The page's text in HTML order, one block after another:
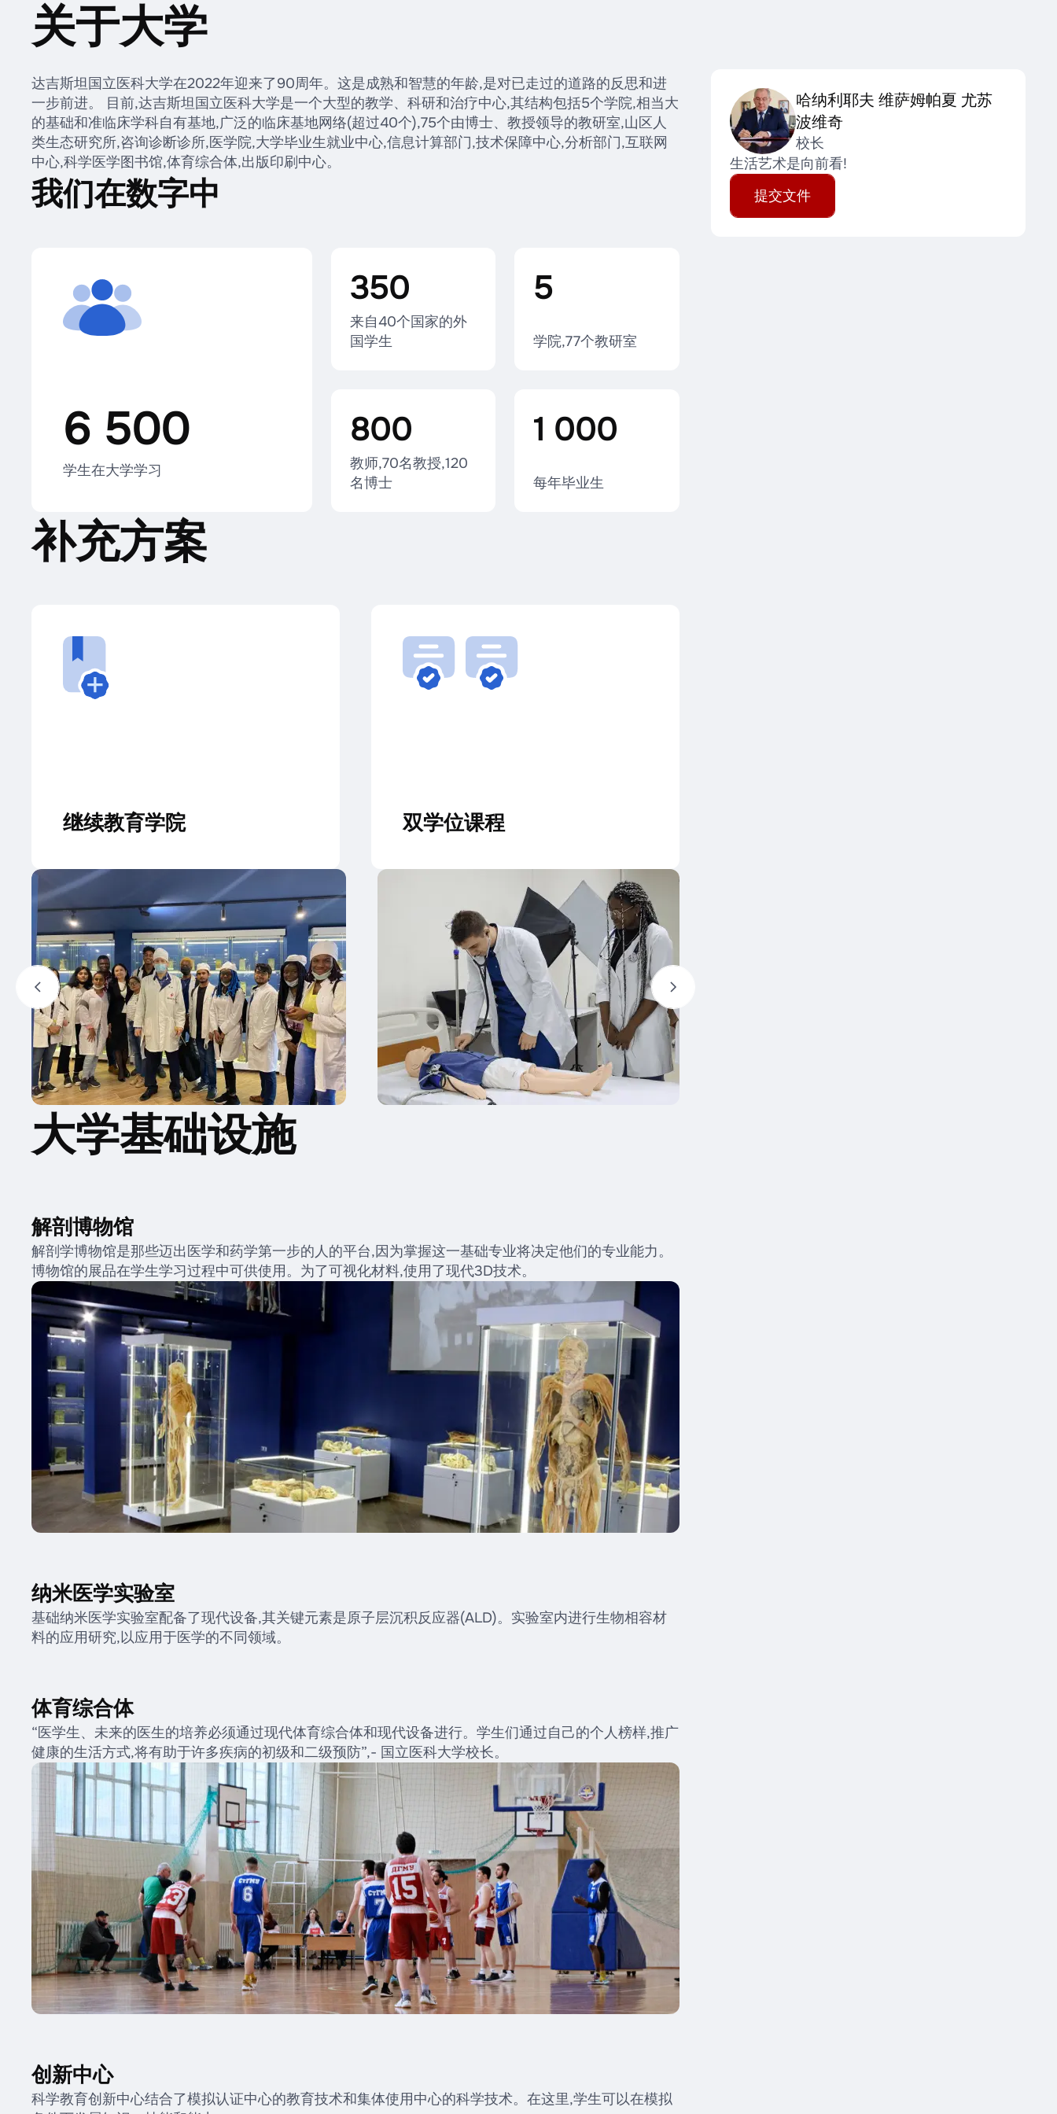
哈纳利耶夫 维萨姆帕夏 尤苏
波维奇
校长
生活艺术是向前看!
提交文件
关于大学
达吉斯坦国立医科大学在2022年迎来了90周年。这是成熟和智慧的年龄,是对已走过的道路的反思和进
一步前进。 目前,达吉斯坦国立医科大学是一个大型的教学、科研和治疗中心,其结构包括5个学院,相当大
的基础和准临床学科自有基地,广泛的临床基地网络(超过40个),75个由博士、教授领导的教研室,山区人
类生态研究所,咨询诊断诊所,医学院,大学毕业生就业中心,信息计算部门,技术保障中心,分析部门,互联网
中心,科学医学图书馆,体育综合体,出版印刷中心。
我们在数字中
6 500
学生在大学学习
350
来自40个国家的外
国学生
5
学院,77个教研室
800
教师,70名教授,120
名博士
1 000
每年毕业生
补充方案
继续教育学院 双学位课程
大学基础设施
解剖博物馆
解剖学博物馆是那些迈出医学和药学第一步的人的平台,因为掌握这一基础专业将决定他们的专业能力。
博物馆的展品在学生学习过程中可供使用。为了可视化材料,使用了现代3D技术。
纳米医学实验室
基础纳米医学实验室配备了现代设备,其关键元素是原子层沉积反应器(ALD)。实验室内进行生物相容材
料的应用研究,以应用于医学的不同领域。
体育综合体
“医学生、未来的医生的培养必须通过现代体育综合体和现代设备进行。学生们通过自己的个人榜样,推广
健康的生活方式,将有助于许多疾病的初级和二级预防”,- 国立医科大学校长。
创新中心
科学教育创新中心结合了模拟认证中心的教育技术和集体使用中心的科学技术。在这里,学生可以在模拟